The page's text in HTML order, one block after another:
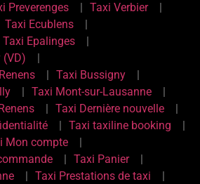
Preverenges
Taxi Verbier
Taxi Ecublens
Taxi Epalinges
(VD)
Taxi Bussigny
Taxi Mont-sur-Lausanne
Taxi Dernière nouvelle
Taxi taxiline booking
Mon compte
Taxi Panier
Taxi Prestations de taxi